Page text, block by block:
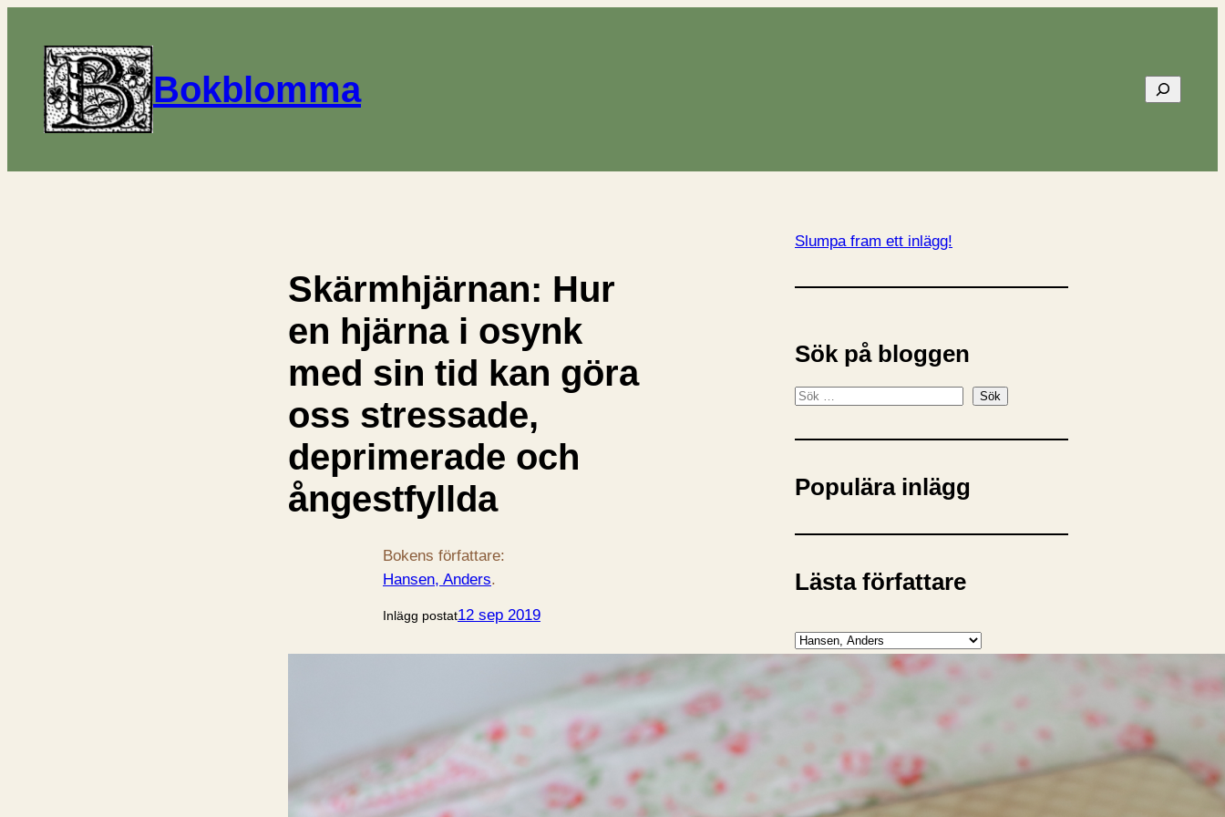
Bokblomma Sök
Skärmhjärnan: Hur
en hjärna i osynk
med sin tid kan göra
oss stressade,
deprimerade och
ångestfyllda
Bokens författare:
Hansen, Anders.
Inlägg postat12 sep 2019
Slumpa fram ett inlägg!
Sök på bloggen
S
k
Sök
Populära inlägg
Lästa författare
K
Populära ämnen
Barnböcker Biografi Blogga